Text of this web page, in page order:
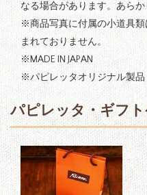
なる場合があります。あらか
※商品写真に付属の小道具
まれておりません。
※MADE IN JAPAN
※パピレッタオリジナル製品
パピレッタ・ギフ